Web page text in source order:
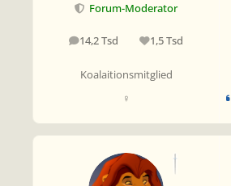
Forum-Moderator
14,2 Tsd
Beiträge 1,5 Tsd
Reputation
Koalaitionsmitglied
♀